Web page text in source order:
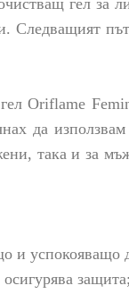
гел за
Следващият
Oriflame
да
така и за
и успокояващо
защита;